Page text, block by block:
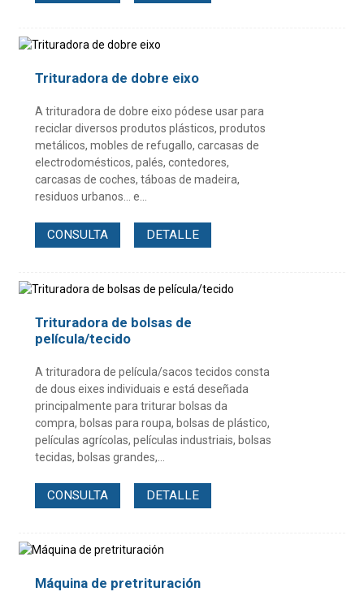
Trituradora de dobre eixo
A trituradora de dobre eixo pódese usar para
reciclar diversos produtos plásticos, produtos
metálicos, mobles de refugallo, carcasas de
electrodomésticos, palés, contedores,
carcasas de coches, táboas de madeira,
residuos urbanos... e...
CONSULTA DETALLE
Trituradora de bolsas de
película/tecido
A trituradora de película/sacos tecidos consta
de dous eixes individuais e está deseñada
principalmente para triturar bolsas da
compra, bolsas para roupa, bolsas de plástico,
películas agrícolas, películas industriais, bolsas
tecidas, bolsas grandes,...
CONSULTA DETALLE
Máquina de pretrituración